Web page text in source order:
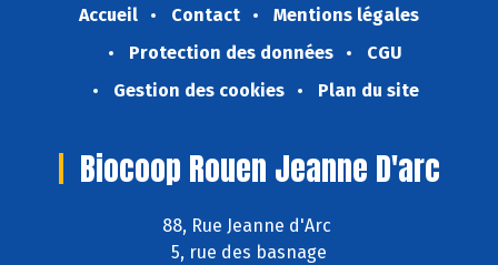
Accueil Contact
Mentions légales
Protection des données
CGU
Gestion des cookies
Plan du site
Biocoop Rouen Jeanne D'arc
88, Rue Jeanne d'Arc
5, rue des basnage